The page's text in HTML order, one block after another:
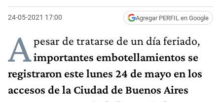
24-05-2021 17:00 Agregar PERFIL en Google
Apesar de tratarse de un día feriado,
importantes embotellamientos se
registraron este lunes 24 de mayo en los
accesos de la Ciudad de Buenos Aires